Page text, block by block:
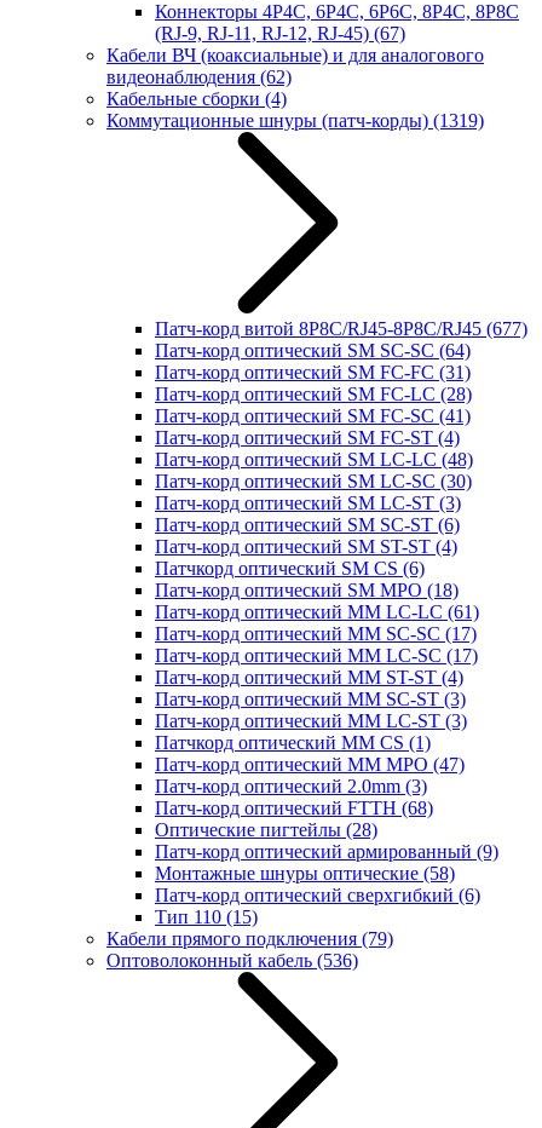
Коннекторы 4P4C, 6P4C, 6P6C, 8P4C, 8P8C
(RJ-9, RJ-11, RJ-12, RJ-45) (67)
Кабели ВЧ (коаксиальные) и для аналогового
видеонаблюдения (62)
Кабельные сборки (4)
Коммутационные шнуры (патч-корды) (1319)
Патч-корд витой 8P8C/RJ45-8P8C/RJ45 (677)
Патч-корд оптический SM SC-SC (64)
Патч-корд оптический SM FC-FC (31)
Патч-корд оптический SM FC-LC (28)
Патч-корд оптический SM FC-SC (41)
Патч-корд оптический SM FC-ST (4)
Патч-корд оптический SM LC-LC (48)
Патч-корд оптический SM LC-SC (30)
Патч-корд оптический SM LC-ST (3)
Патч-корд оптический SM SC-ST (6)
Патч-корд оптический SM ST-ST (4)
Патчкорд оптический SM CS (6)
Патч-корд оптический SM MPO (18)
Патч-корд оптический MM LC-LC (61)
Патч-корд оптический MM SC-SC (17)
Патч-корд оптический MM LC-SC (17)
Патч-корд оптический MM ST-ST (4)
Патч-корд оптический MM SC-ST (3)
Патч-корд оптический MM LC-ST (3)
Патчкорд оптический MM CS (1)
Патч-корд оптический MM MPO (47)
Патч-корд оптический 2.0mm (3)
Патч-корд оптический FTTH (68)
Оптические пигтейлы (28)
Патч-корд оптический армированный (9)
Монтажные шнуры оптические (58)
Патч-корд оптический сверхгибкий (6)
Тип 110 (15)
Кабели прямого подключения (79)
Оптоволоконный кабель (536)